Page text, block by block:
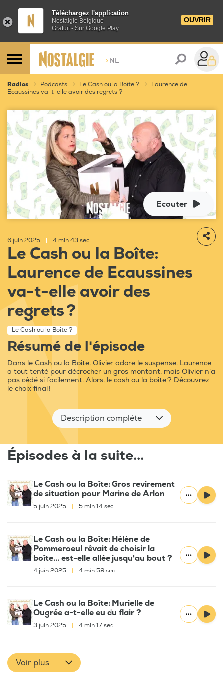
Téléchargez l'application
Nostalgie Belgique
Gratuit - Sur Google Play
OUVRIR
> NL
Radios Podcasts Le Cash ou la Boîte ?
Laurence de
Ecaussines va-t-elle avoir des regrets ?
Ecouter
6 juin 2025 4 min 43 sec
Le Cash ou la Boîte:
Laurence de Ecaussines
va-t-elle avoir des
regrets ?
Le Cash ou la Boîte ?
Résumé de l'épisode
Dans le Cash ou la Boîte, Olivier adore le suspense. Laurence
a tout tenté pour décrocher un gros montant, mais Olivier n’a
pas cédé si facilement. Alors, le cash ou la boîte ? Découvrez
le choix final !
Description complète
Épisodes à la suite...
Le Cash ou la Boîte: Gros revirement
de situation pour Marine de Arlon
5 juin 2025 5 min 14 sec
Le Cash ou la Boîte: Hélène de
Pommeroeul rêvait de choisir la
boîte... est-elle allée jusqu'au bout ?
4 juin 2025 4 min 58 sec
Le Cash ou la Boîte: Murielle de
Ougrée a-t-elle eu du flair ?
3 juin 2025 4 min 17 sec
Voir plus